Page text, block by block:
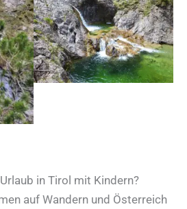
in Tirol mit Kindern?
auf Wandern und Österreich